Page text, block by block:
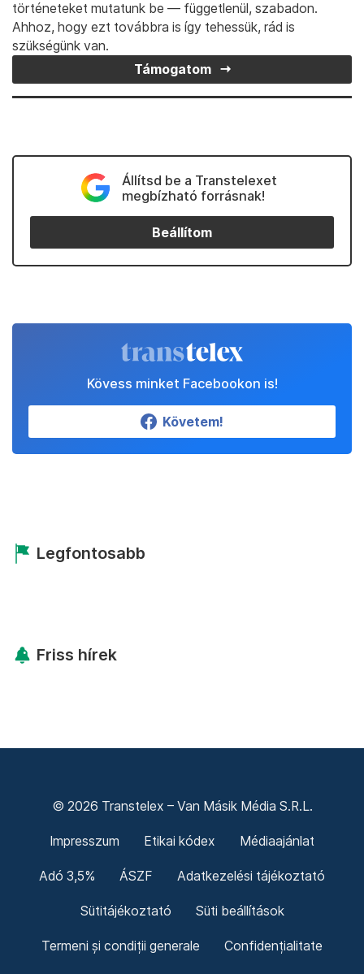
történeteket mutatunk be — függetlenül, szabadon.
Ahhoz, hogy ezt továbbra is így tehessük, rád is
szükségünk van.
Támogatom
Állítsd be a Transtelexet
megbízható forrásnak!
Beállítom
Kövess minket Facebookon is!
Követem!
Legfontosabb
Friss hírek
© 2026 Transtelex – Van Másik Média S.R.L.
Impresszum Etikai kódex Médiaajánlat
Adó 3,5% ÁSZF Adatkezelési tájékoztató
Sütitájékoztató Süti beállítások
Termeni și condiții generale Confidențialitate